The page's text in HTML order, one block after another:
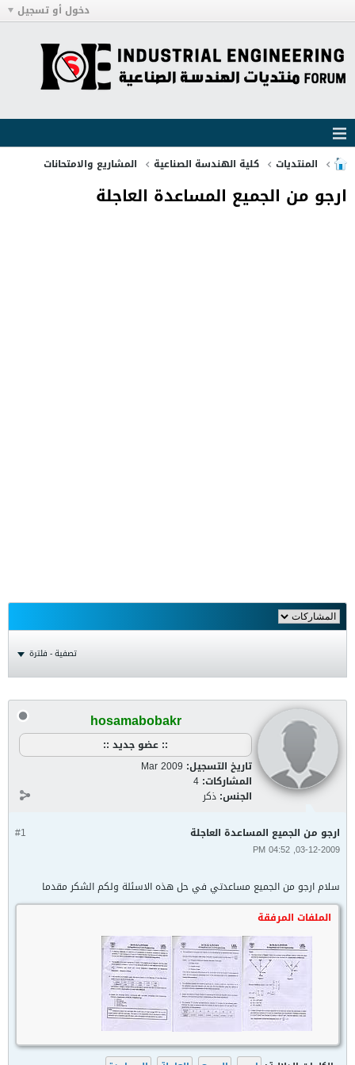
دخول أو تسجيل
المنتديات كلية الهندسة الصناعية المشاريع والامتحانات
ارجو من الجميع المساعدة العاجلة
تصفية - فلترة
hosamabobakr
:: عضو جديد ::
تاريخ التسجيل: Mar 2009
المشاركات: 4
الجنس: ذكر
#1 ارجو من الجميع المساعدة العاجلة
03-12-2009, 04:52 PM
سلام ارجو من الجميع مساعدتي في حل هذه الاسئلة ولكم الشكر مقدما
الملفات المرفقة